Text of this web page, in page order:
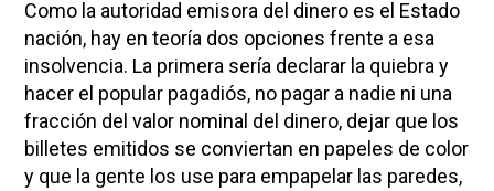
Como la autoridad emisora del dinero es el Estado
nación, hay en teoría dos opciones frente a esa
insolvencia. La primera sería declarar la quiebra y
hacer el popular pagadiós, no pagar a nadie ni una
fracción del valor nominal del dinero, dejar que los
billetes emitidos se conviertan en papeles de color
y que la gente los use para empapelar las paredes,